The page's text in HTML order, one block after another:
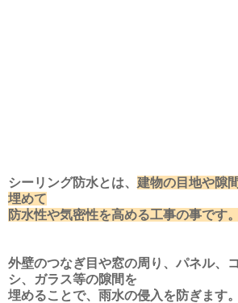
シーリング防水とは、 建物の目地や隙
埋めて
防水性や気密性を高める工事の事です。
外壁のつなぎ目や窓の周り、パネル、
シ、ガラス等の隙間を
埋めることで、雨水の侵入を防ぎます。